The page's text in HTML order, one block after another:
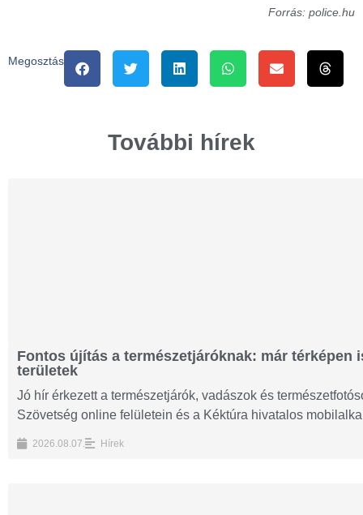
Forrás: police.hu
Megosztás
További hírek
Fontos újítás a természetjáróknak: már térképen
területek
Jó hír érkezett a természetjárók, vadászok és
Szövetség online felületein és a Kéktúra hivatalos
2026.08.07. Hírek